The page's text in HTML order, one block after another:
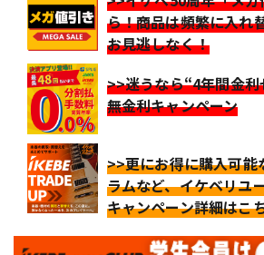
ら！商品は頻繁に入れ
お見逃しなく！
>>迷うなら“4年間金
無金利キャンペーン
>>更にお得に購入可能
ラムなど、イケベリユ
キャンペーン詳細はこ